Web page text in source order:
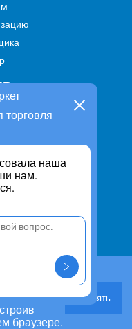
торговля
наша
нам.
на
от
браузере.
Принять